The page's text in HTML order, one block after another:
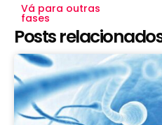
Vá para outras
fases
Posts